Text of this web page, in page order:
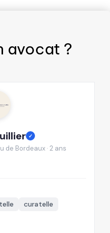
avocat ?
✓
Bordeaux · 2 ans
curatelle